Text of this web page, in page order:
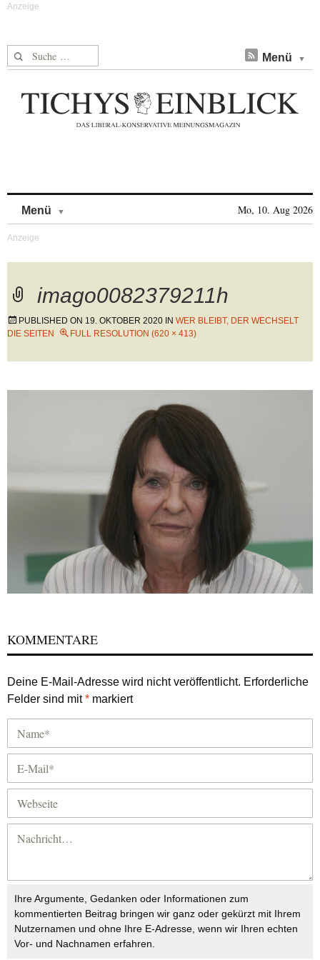
Suche nach: Menü
Menü Mo, 10. Aug 2026
imago0082379211h
PUBLISHED ON 19. OKTOBER 2020 IN WER BLEIBT, DER WECHSELT
DIE SEITEN
FULL RESOLUTION (620 × 413)
KOMMENTARE
Deine E-Mail-Adresse wird nicht veröffentlicht. Erforderliche
Felder sind mit* markiert
Ihre Argumente, Gedanken oder Informationen zum
kommentierten Beitrag bringen wir ganz oder gekürzt mit Ihrem
Nutzernamen und ohne Ihre E-Adresse, wenn wir Ihren echten
Vor- und Nachnamen erfahren.